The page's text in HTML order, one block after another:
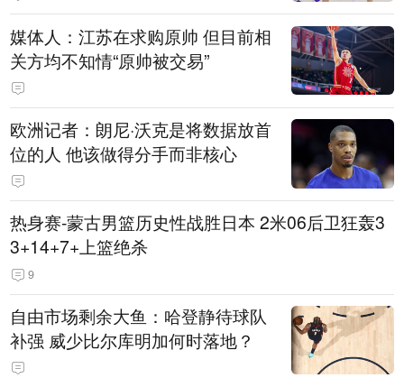
媒体人：江苏在求购原帅 但目前相
关方均不知情“原帅被交易”
欧洲记者：朗尼·沃克是将数据放首
位的人 他该做得分手而非核心
热身赛-蒙古男篮历史性战胜日本 2米06后卫狂轰3
3+14+7+上篮绝杀
9
自由市场剩余大鱼：哈登静待球队
补强 威少比尔库明加何时落地？